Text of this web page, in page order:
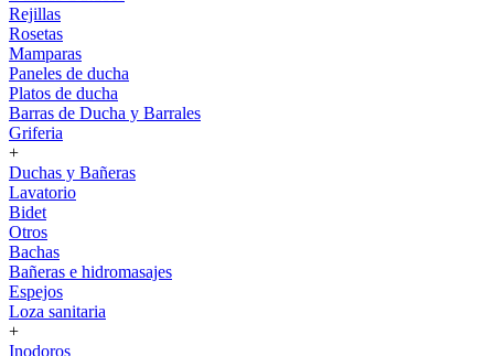
Rejillas
Rosetas
Mamparas
Paneles de ducha
Platos de ducha
Barras de Ducha y Barrales
Griferia
+
Duchas y Bañeras
Lavatorio
Bidet
Otros
Bachas
Bañeras e hidromasajes
Espejos
Loza sanitaria
+
Inodoros